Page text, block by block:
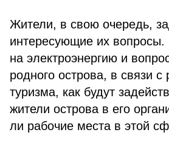
Жители, в свою очередь,
интересующие их
на электроэнергию и
родного острова, в связи с
туризма, как будут
жители острова в его
ли рабочие места в этой